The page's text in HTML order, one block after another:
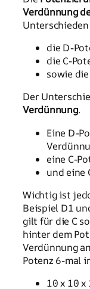
Verdünnung
die D-
die C-
sowie
Der
Verdünnung.
Eine D-
eine C-
und eine
Wichtig ist
Beispiel D1
gilt für die C
hinter dem
Verdünnung
Potenz 6-mal
10 x 10 x